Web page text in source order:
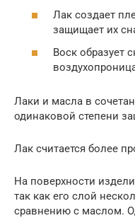
Лак создает
защищает их
Воск образует
Лаки и масла в
одинаковой степени
Лак считается более
На поверхности
так как его слой
сравнению с маслом.